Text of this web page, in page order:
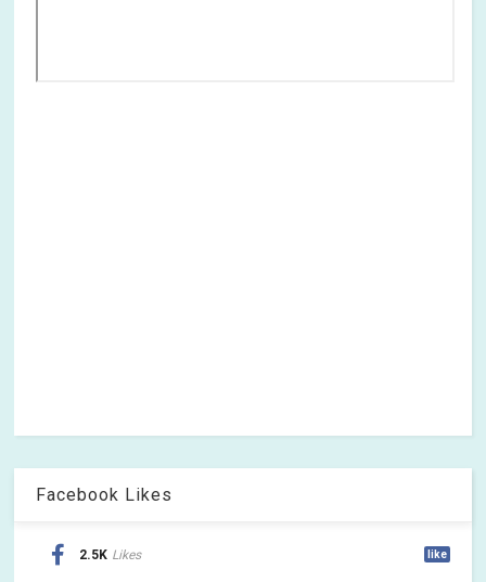
Facebook Likes
2.5K Likes like